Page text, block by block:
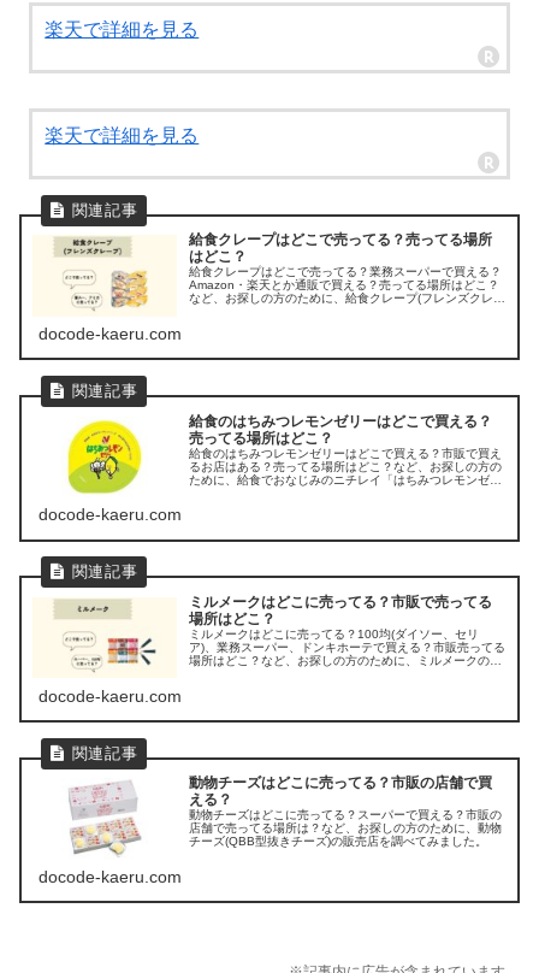
楽天で詳細を見る
楽天で詳細を見る
給食クレープはどこで売ってる？売ってる場所
はどこ？
給食クレープはどこで売ってる？業務スーパーで買える？
Amazon・楽天とか通販で買える？売ってる場所はどこ？
など、お探しの方のために、給食クレープ(フレンズクレー
docode-kaeru.com
給食のはちみつレモンゼリーはどこで買える？
売ってる場所はどこ？
給食のはちみつレモンゼリーはどこで買える？市販で買え
るお店はある？売ってる場所はどこ？など、お探しの方の
ために、給食でおなじみのニチレイ「はちみつレモンゼリ
docode-kaeru.com
ミルメークはどこに売ってる？市販で売ってる
場所はどこ？
ミルメークはどこに売ってる？100均(ダイソー、セリ
ア)、業務スーパー、ドンキホーテで買える？市販売ってる
場所はどこ？など、お探しの方のために、ミルメークの販
docode-kaeru.com
動物チーズはどこに売ってる？市販の店舗で買
える？
動物チーズはどこに売ってる？スーパーで買える？市販の
店舗で売ってる場所は？など、お探しの方のために、動物
チーズ(QBB型抜きチーズ)の販売店を調べてみました。
docode-kaeru.com